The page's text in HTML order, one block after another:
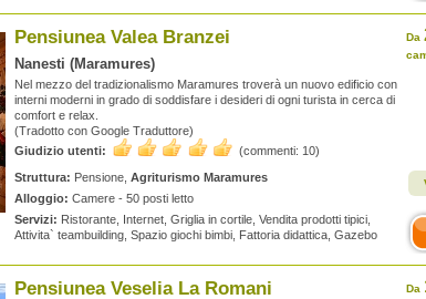
Pensiunea Valea Branzei
Nanesti (Maramures)
Nel mezzo del tradizionalismo Maramures troverà un nuovo edificio con
interni moderni in grado di soddisfare i desideri di ogni turista in cerca di
comfort e relax.
(Tradotto con Google Traduttore)
Giudizio utenti:
(commenti: 10)
Struttura: Pensione, Agriturismo Maramures
Alloggio: Camere - 50 posti letto
Servizi: Ristorante, Internet, Griglia in cortile, Vendita prodotti tipici,
Attivita` teambuilding, Spazio giochi bimbi, Fattoria didattica, Gazebo
Da
Pensiunea Veselia La Romani Da